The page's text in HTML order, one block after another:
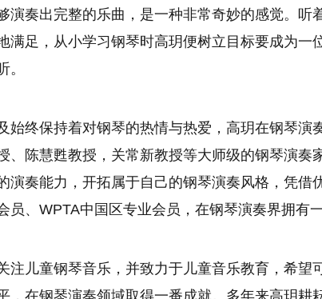
演奏出完整的乐曲，是一种非常奇妙的感觉。听
满足，从小学习 钢琴时高玥便树立目标要成为一
。
始终保持着对钢琴的热情与热爱，高玥在钢琴演
、陈慧甦教授，关常新教授等大师级的钢琴演奏
演奏能力，开拓属于自己的钢琴演奏风格，凭借
员、WPTA中国区专业会员，在钢琴演奏界拥有一
注儿童钢琴音乐，并致力于儿童音乐教育，希望
，在钢琴演奏领域取得一番成就。多年来高玥耕